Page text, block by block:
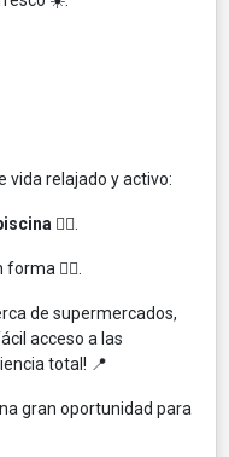
vida relajado y activo:
🏊‍♀️.
forma 🏋️‍♀️.
de supermercados,
acceso a las
total! 📍
gran oportunidad para